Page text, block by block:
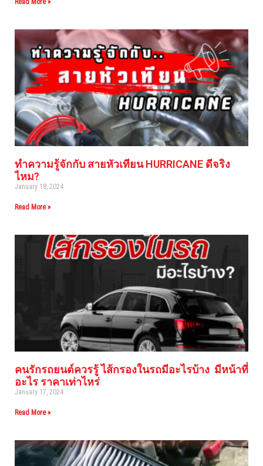
Read More »
ทำความรู้จักกับ สายหัวเทียน HURRICANE ดีจริง
ไหม?
January 18, 2024
Read More »
คนรักรถยนต์ควรรู้ ไส้กรองในรถมีอะไรบ้าง มีหน้าที่
อะไร ราคาเท่าไหร่
January 17, 2024
Read More »